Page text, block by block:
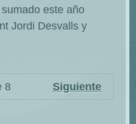
este año
Jordi Desvalls y
8 Siguiente